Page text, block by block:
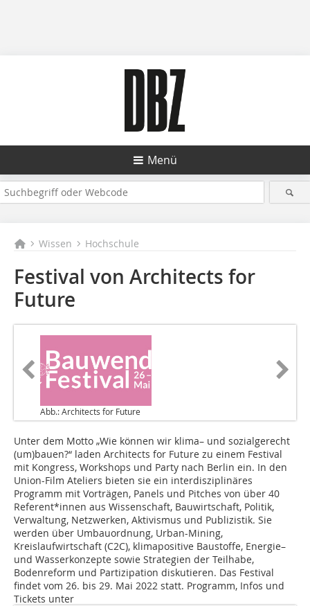
Menü
Wissen Hochschule
Festival von Architects for
Future
Abb.: Architects for Future
Unter dem Motto „Wie können wir klima– und sozialgerecht
(um)bauen?“ laden Architects for Future zu einem Festival
mit Kongress, Workshops und Party nach Berlin ein. In den
Union-Film Ateliers bieten sie ein interdis­ziplinäres
Programm mit Vorträgen, Panels und Pitches von über 40
Referent*innen aus Wissenschaft, Bauwirtschaft, Politik,
Verwaltung, Netzwerken, Aktivismus und Publizistik. Sie
werden über Umbauordnung, Urban-Mining,
Kreislaufwirtschaft (C2C), klimapositive Baustoffe, Energie–
und Wasserkonzepte sowie Strategien der Teilhabe,
Bodenreform und Partizipation diskutieren. Das Festival
findet vom 26. bis 29. Mai 2022 statt. Programm, Infos und
Tickets unter